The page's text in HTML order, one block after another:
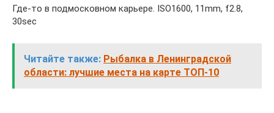
Где-то в подмосковном карьере. ISO1600, 11mm, f2.8,
30sec
Читайте также: Рыбалка в Ленинградской
области: лучшие места на карте ТОП-10